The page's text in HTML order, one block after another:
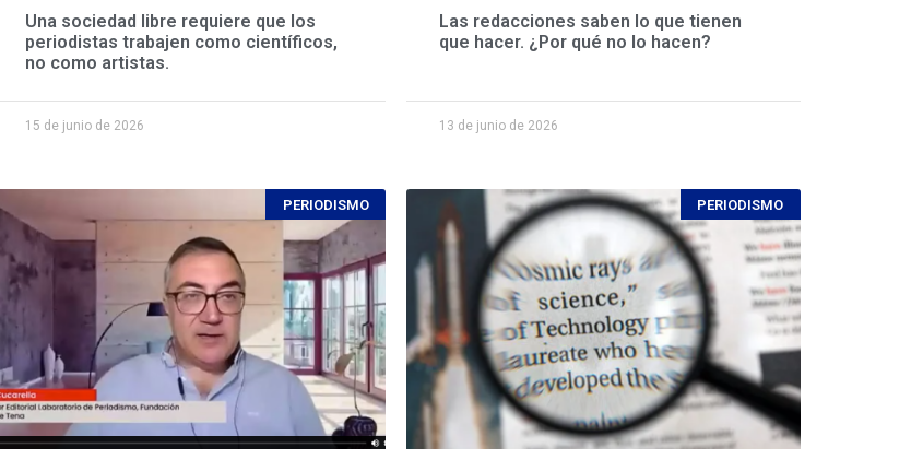
Una sociedad libre requiere que los
periodistas trabajen como científicos,
no como artistas.
15 de junio de 2026
Las redacciones saben lo que tienen
que hacer. ¿Por qué no lo hacen?
13 de junio de 2026
PERIODISMO PERIODISMO